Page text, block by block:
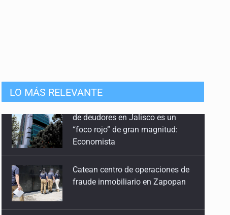
LO MÁS RELEVANTE
Catean centro de operaciones de
fraude inmobiliario en Zapopan
Buscan a otros tres por